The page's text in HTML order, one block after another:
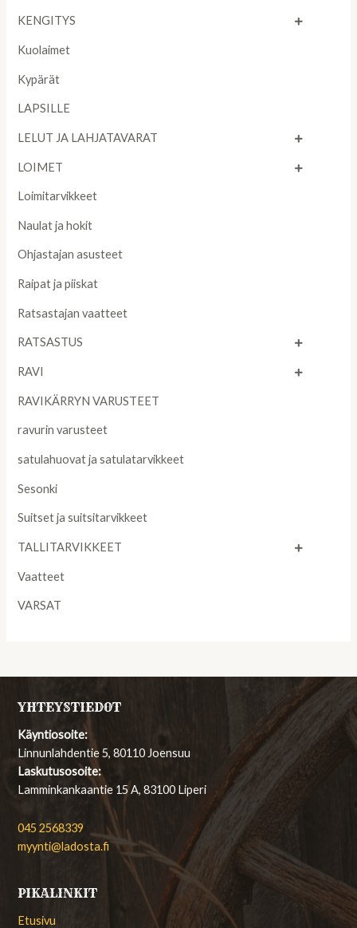
KENGITYS
Kuolaimet
Kypärät
LAPSILLE
LELUT JA LAHJATAVARAT
LOIMET
Loimitarvikkeet
Naulat ja hokit
Ohjastajan asusteet
Raipat ja piiskat
Ratsastajan vaatteet
RATSASTUS
RAVI
RAVIKÄRRYN VARUSTEET
ravurin varusteet
satulahuovat ja satulatarvikkeet
Sesonki
Suitset ja suitsitarvikkeet
TALLITARVIKKEET
Vaatteet
VARSAT
YHTEYSTIEDOT
Käyntiosoite:
Linnunlahdentie 5, 80110 Joensuu
Laskutusosoite:
Lamminkankaantie 15 A, 83100 Liperi
045 2568339
myynti@ladosta.fi
PIKALINKIT
Etusivu